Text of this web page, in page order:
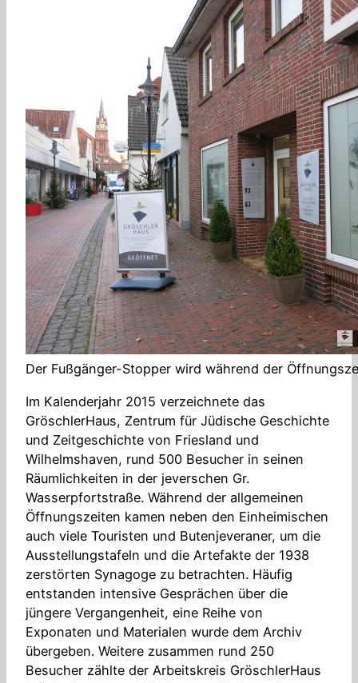
Der Fußgänger-Stopper wird während der
Im Kalenderjahr 2015 verzeichnete das
GröschlerHaus, Zentrum für Jüdische Geschichte
und Zeitgeschichte von Friesland und
Wilhelmshaven, rund 500 Besucher in seinen
Räumlichkeiten in der jeverschen Gr.
Wasserpfortstraße. Während der allgemeinen
Öffnungszeiten kamen neben den Einheimischen
auch viele Touristen und Butenjeveraner, um die
Ausstellungstafeln und die Artefakte der 1938
zerstörten Synagoge zu betrachten. Häufig
entstanden intensive Gesprächen über die
jüngere Vergangenheit, eine Reihe von
Exponaten und Materialen wurde dem Archiv
übergeben. Weitere zusammen rund 250
Besucher zählte der Arbeitskreis GröschlerHaus